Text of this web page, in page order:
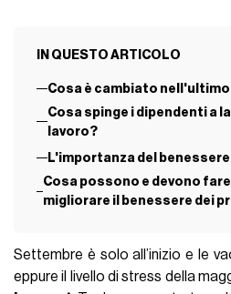
IN QUESTO ARTICOLO
Cosa è cambiato
Cosa spinge i dipendenti a
lavoro?
L'importanza del
Cosa possono e devono
migliorare il benessere dei
Settembre è solo all’inizio e le
eppure il livello di stress della